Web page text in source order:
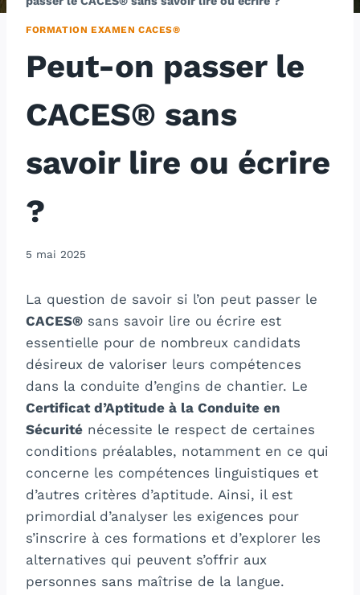
FORMATION EXAMEN CACES®
Peut-on passer le
CACES® sans
savoir lire ou écrire
?
5 mai 2025
La question de savoir si l’on peut passer le
CACES® sans savoir lire ou écrire est
essentielle pour de nombreux candidats
désireux de valoriser leurs compétences
dans la conduite d’engins de chantier. Le
Certificat d’Aptitude à la Conduite en
Sécurité nécessite le respect de certaines
conditions préalables, notamment en ce qui
concerne les compétences linguistiques et
d’autres critères d’aptitude. Ainsi, il est
primordial d’analyser les exigences pour
s’inscrire à ces formations et d’explorer les
alternatives qui peuvent s’offrir aux
personnes sans maîtrise de la langue.